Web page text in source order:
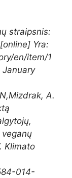
straipsnis:
Yra:
en/item/1
Mizdrak, A.
Klimato
014-